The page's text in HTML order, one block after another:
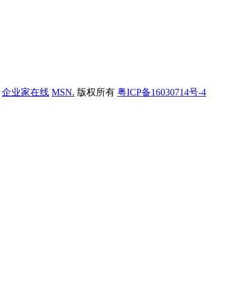
企业家在线 MSN. 版权所有 粤ICP备16030714号-4